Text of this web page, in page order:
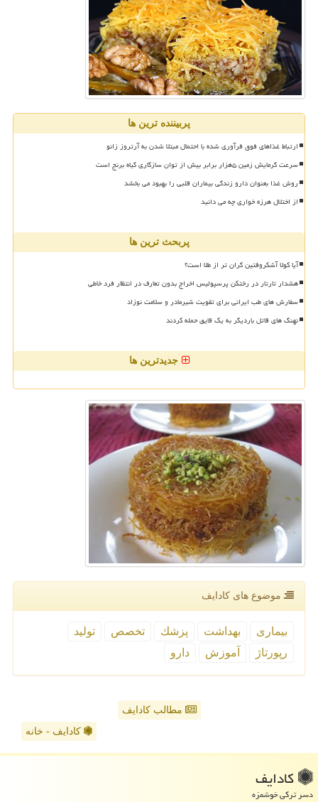
پربیننده ترین ها
ارتباط غذاهای فوق فرآوری شده با احتمال مبتلا شدن به آرتروز زانو
سرعت گرمایش زمین ۵هزار برابر بیش از توان سازگاری گیاه برنج است
روش غذا بعنوان دارو زندگی بیماران قلبی را بهبود می بخشد
از اختلال هرزه خواری چه می دانید
پربحث ترین ها
آیا کولا آشکروفتین گران تر از طلا است؟
هشدار تارتار در رختکن پرسپولیس اخراج بدون تعارف در انتظار فرد خاطی
سفارش های طب ایرانی برای تقویت شیرمادر و سلامت نوزاد
نهنگ های قاتل باردیگر به یک قایق حمله کردند
جدیدترین ها
موضوع های كادایف
بیماری بهداشت پزشك تخصص
تولید
رپورتاژ
آموزش دارو
مطالب کادایف
کادایف - خانه
كادایف
دسر ترکی خوشمزه